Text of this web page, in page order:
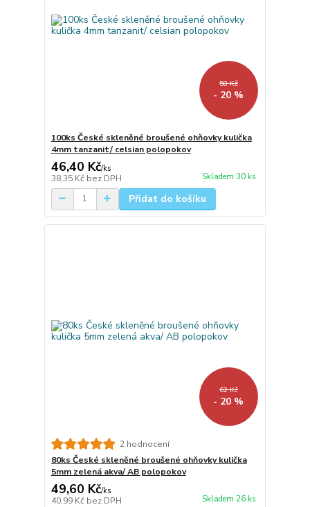
58 Kč
- 20 %
100ks České skleněné broušené ohňovky kulička
4mm tanzanit/ celsian polopokov
46,40 Kč/ks
38,35 Kč bez DPH Skladem 30 ks
Přidat do košíku
62 Kč
- 20 %
2 hodnocení
80ks České skleněné broušené ohňovky kulička
5mm zelená akva/ AB polopokov
49,60 Kč/ks
40,99 Kč bez DPH Skladem 26 ks